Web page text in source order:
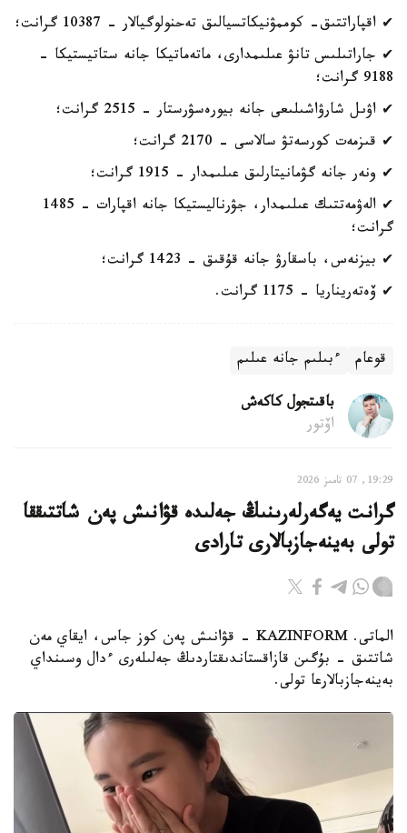
✔ اقپاراتتىق- كوممۋنيكاتسيالىق تەحنولوگيالار - 10387 گرانت؛
✔ جاراتىلىس تانۋ عىلىمدارى، ماتەماتيكا جانە ستاتيستيكا -
9188 گرانت؛
✔ اۋىل شارۋاشىلىعى جانە بيورەسۋرستار - 2515 گرانت؛
✔ قىزمەت كورسەتۋ سالاسى - 2170 گرانت؛
✔ ونەر جانە گۋمانيتارلىق عىلىمدار - 1915 گرانت؛
✔ الەۋمەتتىك عىلىمدار، جۋرناليستيكا جانە اقپارات - 1485
گرانت؛
✔ بيزنەس، باسقارۋ جانە قۇقىق - 1423 گرانت؛
✔ ۆەتەريناريا - 1175 گرانت.
قوعام ءبىلىم جانە عىلىم
باقىتجول كاكەش
اۆتور
19:29, 07 تامىز 2026
گرانت يەگەرلەرىنىڭ جەلىدە قۋانىش پەن شاتتىققا
تولى بەينەجازبالارى تارادى
الماتى. KAZINFORM - قۋانىش پەن كوز جاس، ايقاي مەن
شاتتىق - بۇگىن قازاقستاندىقتاردىڭ جەلىلەرى ءدال وسىنداي
بەينەجازبالارعا تولى.